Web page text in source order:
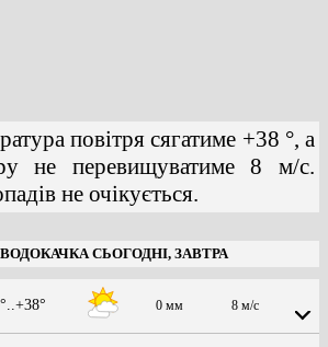
повітря сягатиме +38 °, а
не перевищуватиме 8 м/с.
не очікується.
СЬОГОДНІ, ЗАВТРА
0 мм 8 м/с